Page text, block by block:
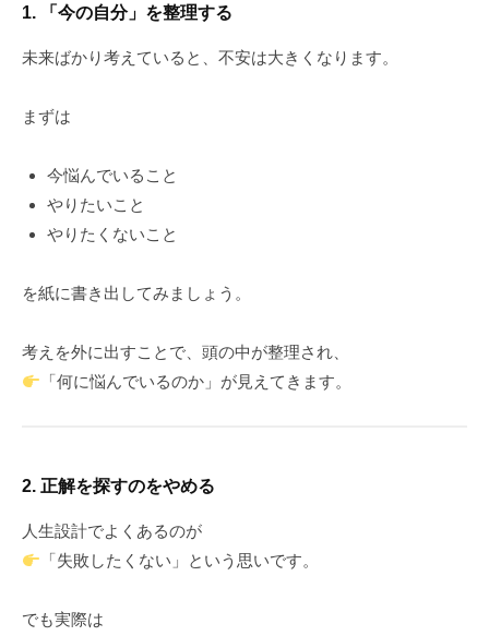
1. 「今の自分」を整理する
未来ばかり考えていると、不安は大きくなります。
まずは
今悩んでいること
やりたいこと
やりたくないこと
を紙に書き出してみましょう。
考えを外に出すことで、頭の中が整理され、
「何に悩んでいるのか」が見えてきます。
2. 正解を探すのをやめる
人生設計でよくあるのが
「失敗したくない」という思いです。
でも実際は